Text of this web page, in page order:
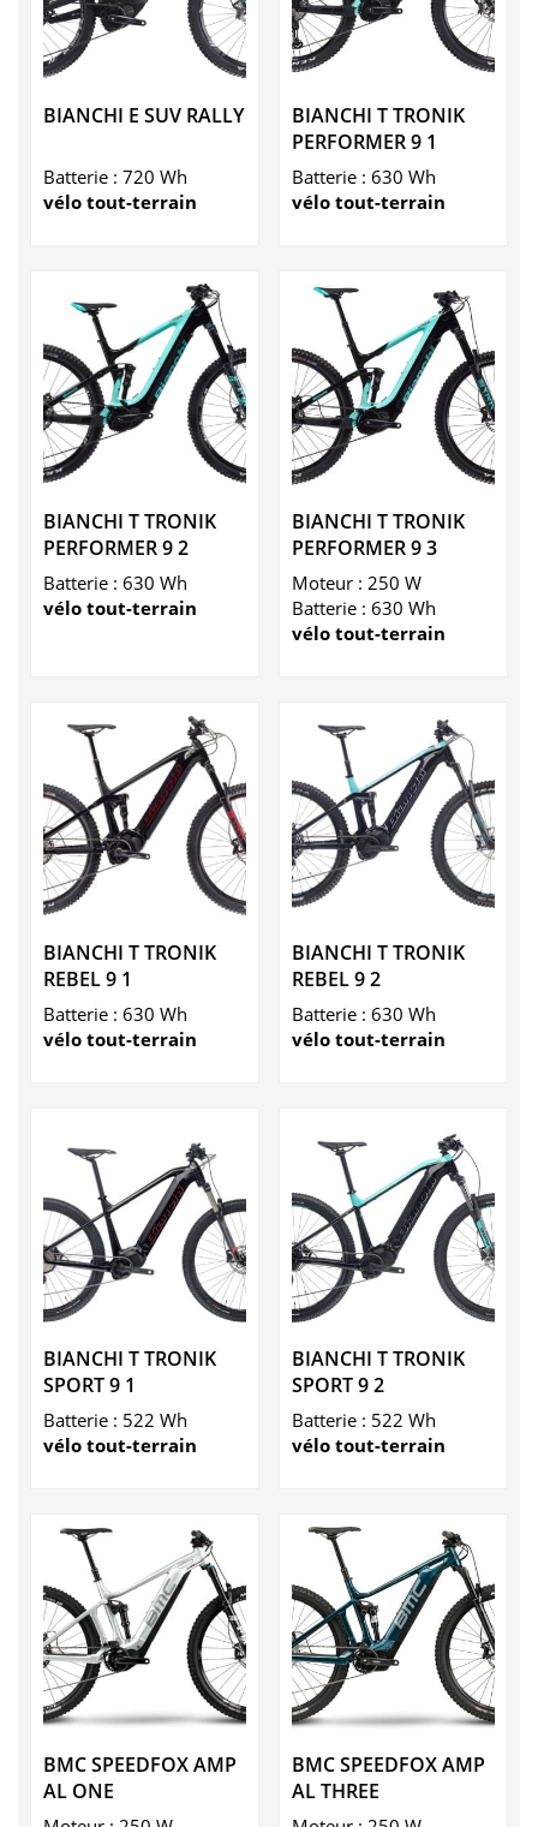
BIANCHI E SUV RALLY
Batterie : 720 Wh
vélo tout-terrain
BIANCHI T TRONIK
PERFORMER 9 1
Batterie : 630 Wh
vélo tout-terrain
BIANCHI T TRONIK
PERFORMER 9 2
Batterie : 630 Wh
vélo tout-terrain
BIANCHI T TRONIK
PERFORMER 9 3
Moteur : 250 W
Batterie : 630 Wh
vélo tout-terrain
BIANCHI T TRONIK
REBEL 9 1
Batterie : 630 Wh
vélo tout-terrain
BIANCHI T TRONIK
REBEL 9 2
Batterie : 630 Wh
vélo tout-terrain
BIANCHI T TRONIK
SPORT 9 1
Batterie : 522 Wh
vélo tout-terrain
BIANCHI T TRONIK
SPORT 9 2
Batterie : 522 Wh
vélo tout-terrain
BMC SPEEDFOX AMP
AL ONE
BMC SPEEDFOX AMP
AL THREE